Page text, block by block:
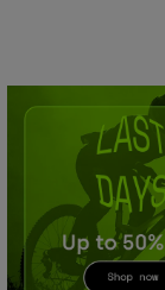
Bags &
Hats & Caps
Se alle